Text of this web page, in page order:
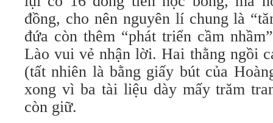
đồng, cho nên nguyên lí chung là
đứa còn thêm “phát triển cầm
Lào vui vẻ nhận lời. Hai thằng ngồi
(tất nhiên là bằng giấy bút của
xong vì ba tài liệu dày mấy trăm
còn giữ.